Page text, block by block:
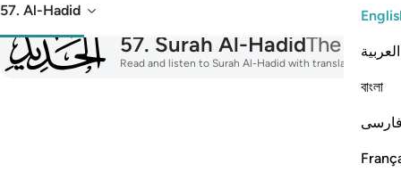
العربية
বাংলা
57. Al-Hadid
57. Surah Al-HadidThe Iron
Read and listen to Surah Al-Hadid with translation,